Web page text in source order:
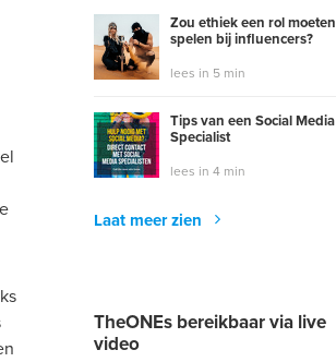
Zou ethiek een rol moeten
spelen bij influencers?
lees in 5 min
Tips van een Social Media
Specialist
lees in 4 min
Laat meer zien
TheONEs bereikbaar via live
video